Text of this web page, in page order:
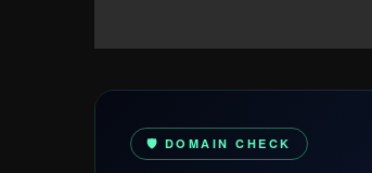
🛡️ DOMAIN CHECK